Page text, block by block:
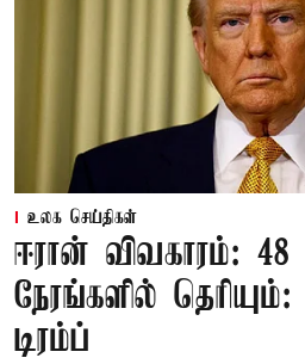
உலக செய்திகள்
ஈரான் விவகாரம்:
நேரங்களில்
டிரம்ப்